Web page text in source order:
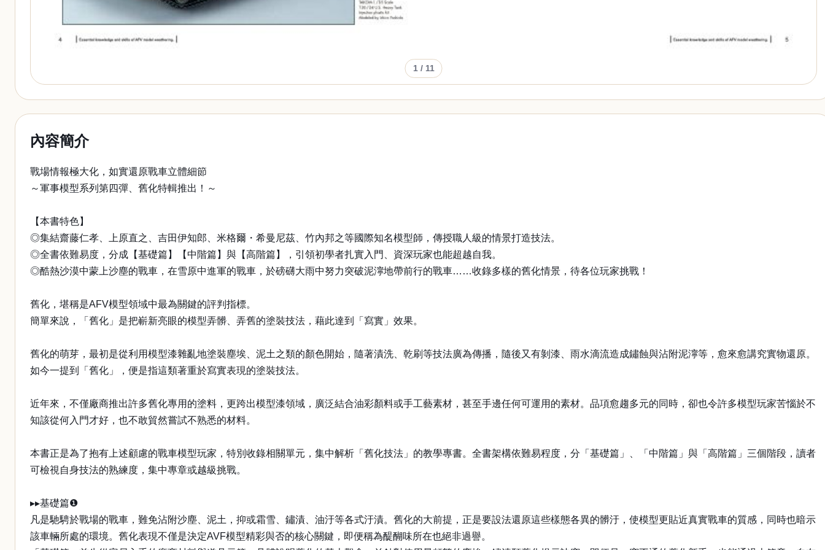
1/ 11
內容簡介
戰場情報極大化，如實還原戰車立體細節
～軍事模型系列第四彈、舊化特輯推出！～
【本書特色】
◎集結齋藤仁孝、上原直之、吉田伊知郎、米格爾・希曼尼茲、竹內邦之等國際知名模型師，傳授職人級的情景打造技法。
◎全書依難易度，分成【基礎篇】【中階篇】與【高階篇】，引領初學者扎實入門、資深玩家也能超越自我。
◎酷熱沙漠中蒙上沙塵的戰車，在雪原中進軍的戰車，於磅礴大雨中努力突破泥濘地帶前行的戰車……收錄多樣的舊化情景，待各位玩家挑戰！
舊化，堪稱是AFV模型領域中最為關鍵的評判指標。
簡單來說，「舊化」是把嶄新亮眼的模型弄髒、弄舊的塗裝技法，藉此達到「寫實」效果。
舊化的萌芽，最初是從利用模型漆雜亂地塗裝塵埃、泥土之類的顏色開始，隨著漬洗、乾刷等技法廣為傳播，隨後又有剝漆、雨水滴流造成鏽蝕與沾附泥濘等，愈來愈講究實物還原。
如今一提到「舊化」，便是指這類著重於寫實表現的塗裝技法。
近年來，不僅廠商推出許多舊化專用的塗料，更跨出模型漆領域，廣泛結合油彩顏料或手工藝素材，甚至手邊任何可運用的素材。品項愈趨多元的同時，卻也令許多模型玩家苦惱於不
知該從何入門才好，也不敢貿然嘗試不熟悉的材料。
本書正是為了抱有上述顧慮的戰車模型玩家，特別收錄相關單元，集中解析「舊化技法」的教學專書。全書架構依難易程度，分「基礎篇」、「中階篇」與「高階篇」三個階段，讀者
可檢視自身技法的熟練度，集中專章或越級挑戰。
▸▸基礎篇❶
凡是馳騁於戰場的戰車，難免沾附沙塵、泥土，抑或霜雪、鏽漬、油汙等各式汙漬。舊化的大前提，正是要設法還原這些樣態各異的髒汙，使模型更貼近真實戰車的質感，同時也暗示
該車輛所處的環境。舊化表現不僅是決定AVF模型精彩與否的核心關鍵，即便稱為醍醐味所在也絕非過譽。